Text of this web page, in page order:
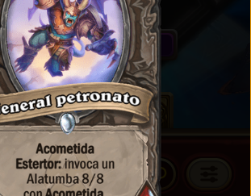
Cartas estándar
PAQUETES DE CARTAS